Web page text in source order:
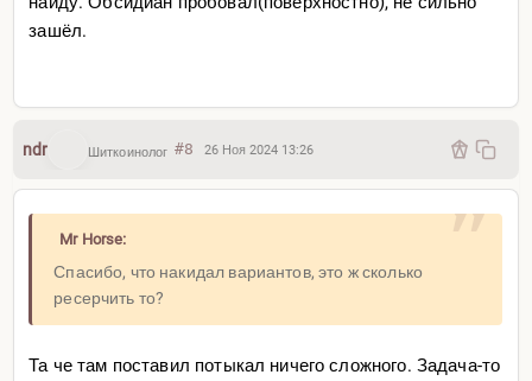
зашёл.
ndr Шиткоинолог #8 26 Ноя 2024 13:26
Mr Horse:
Спасибо, что накидал вариантов, это ж сколько
ресерчить то?
Та че там поставил потыкал ничего сложного. Задача-то